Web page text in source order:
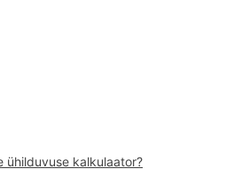
ühilduvuse kalkulaator?